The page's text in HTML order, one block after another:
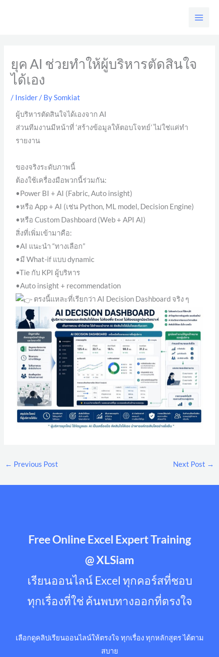
ยุค AI ช่วยทำให้ผู้บริหารตัดสินใจ
ได้เอง
/ Insider / BySomkiat
ผู้บริหารตัดสินใจได้เองจาก AI
ส่วนทีมงานมีหน้าที่ ‘สร้างข้อมูลให้ตอบโจทย์’ ไม่ใช่แค่ทำ
รายงาน
ของจริงระดับภาพนี้
ต้องใช้เครื่องมือพวกนี้ร่วมกัน:
•Power BI + AI (Fabric, Auto insight)
•หรือ App + AI (เช่น Python, ML model, Decision Engine)
•หรือ Custom Dashboard (Web + API AI)
สิ่งที่เพิ่มเข้ามาคือ:
•AI แนะนำ “ทางเลือก”
•มี What-if แบบ dynamic
•Tie กับ KPI ผู้บริหาร
•Auto insight + recommendation
ตรงนี้แหละที่เรียกว่า AI Decision Dashboard จริง ๆ
← Previous Post Next Post →
Free Online Excel Expert Training
@ XLSiam
เรียนออนไลน์ Excel ทุกคอร์สที่ชอบ
ทุกเรื่องที่ใช่ ค้นพบทางออกที่ตรงใจ
เลือกดูคลิปเรียนออนไลน์ให้ตรงใจ ทุกเรื่อง ทุกหลักสูตร ได้ตาม
สบาย